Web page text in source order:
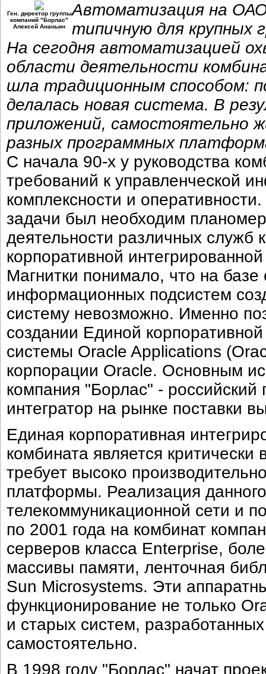
Ген. директор группы
компаний "Борлас"
Алексей Ананьин
Автоматизация на
типичную для крупных
На сегодня автоматизацией
области деятельности
шла традиционным способом:
делалась новая система. В
приложений, самостоятельно
разных программных
С начала 90-х у руководства
требований к управленческой
комплексности и
задачи был необходим
деятельности различных служб
корпоративной
Магнитки понимало, что на
информационных подсистем
систему невозможно. Именно
создании Единой
системы Oracle Applications
корпорации Oracle. Основным
компания "Борлас" -
интегратор на рынке поставки
Единая корпоративная
комбината является
требует высоко
платформы. Реализация
телекоммуникационной сети и
по 2001 года на комбинат
серверов класса Enterprise,
массивы памяти, ленточная
Sun Microsystems. Эти
функционирование не только
и старых систем,
самостоятельно.
В 1998 году "Борлас" начат